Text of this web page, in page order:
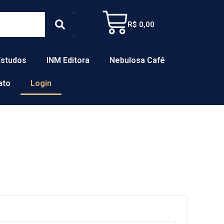
Search
R$ 0,00
Cart
INM Editora Nebulosa Café
Login